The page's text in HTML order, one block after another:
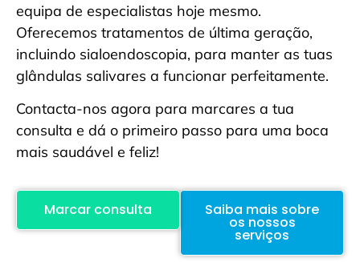
equipa de especialistas hoje mesmo.
Oferecemos tratamentos de última geração,
incluindo sialoendoscopia, para manter as tuas
glândulas salivares a funcionar perfeitamente.
Contacta-nos agora para marcares a tua
consulta e dá o primeiro passo para uma boca
mais saudável e feliz!
Saiba mais sobre
os nossos
serviços
Marcar consulta